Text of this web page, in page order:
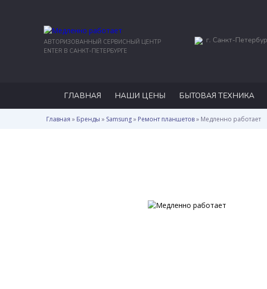
АВТОРИЗОВАННЫЙ СЕРВИСНЫЙ ЦЕНТР
ENTER В САНКТ-ПЕТЕРБУРГЕ
г. Санкт-
ГЛАВНАЯ НАШИ ЦЕНЫ БЫТОВАЯ ТЕХНИКА
Главная » Бренды » Samsung» Ремонт планшетов» Медленно работает